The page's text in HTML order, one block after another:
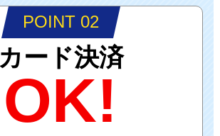
POINT 02
カード決済
OK!